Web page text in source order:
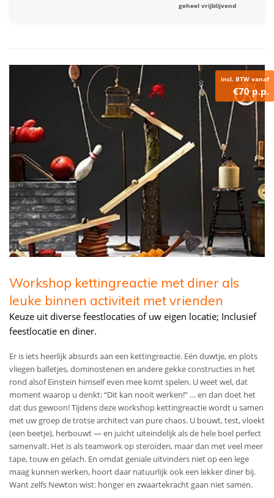
geheel vrijblijvend
incl. BTW vanaf
€70 p.p.
Workshop kettingreactie met diner als
leuke binnen activiteit met vrienden
Keuze uit diverse feestlocaties of uw eigen locatie; Inclusief
feestlocatie en diner.
Er is iets heerlijk absurds aan een kettingreactie. Eén duwtje, en plots
vliegen balletjes, dominostenen en andere gekke constructies in het
rond alsof Einstein himself even mee komt spelen. U weet wel, dat
moment waarop u denkt: “Dit kan nooit werken!” … en dan doet het
dat dus gewoon! Tijdens deze workshop kettingreactie wordt u samen
met uw groep de trotse architect van pure chaos. U bouwt, test, vloekt
(een beetje), herbouwt — en juicht uiteindelijk als de hele boel perfect
samenvalt. Het is als teamwork op steroïden, maar dan met veel meer
tape, touw en gelach. En omdat geniale uitvinders niet op een lege
maag kunnen werken, hoort daar natuurlijk ook een lekker diner bij.
Want zelfs Newton wist: honger en zwaartekracht gaan niet samen.